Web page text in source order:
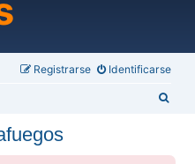
Identificarse
Registrarse